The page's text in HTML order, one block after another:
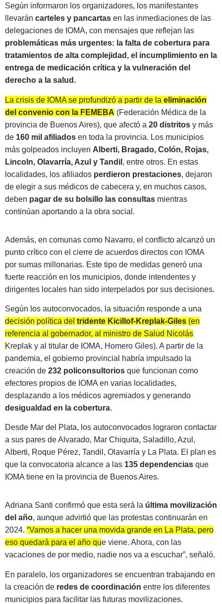
Según informaron los organizadores, los manifestantes
llevarán carteles y pancartas en las inmediaciones de las
delegaciones de IOMA, con mensajes que reflejan las
problemáticas más urgentes: la falta de cobertura para
tratamientos de alta complejidad, el incumplimiento en la
entrega de medicación crítica y la vulneración del
derecho a la salud.
La crisis de IOMA se profundizó a partir de la eliminación
del convenio con la FEMEBA (Federación Médica de la
provincia de Buenos Aires), que afectó a 20 distritos y más
de 160 mil afiliados en toda la provincia. Los municipios
más golpeados incluyen Alberti, Bragado, Colón, Rojas,
Lincoln, Olavarría, Azul y Tandil , entre otros. En estas
localidades, los afiliados perdieron prestaciones, dejaron
de elegir a sus médicos de cabecera y, en muchos casos,
deben pagar de su bolsillo las consultas mientras
continúan aportando a la obra social.
Además, en comunas como Navarro, el conflicto alcanzó un
punto crítico con el cierre de acuerdos directos con IOMA
por sumas millonarias. Este tipo de medidas generó una
fuerte reacción en los municipios, donde intendentes y
dirigentes locales han sido interpelados por sus decisiones.
Según los autoconvocados, la situación responde a una
decisión política del tridente Kicillof-Kreplak-Giles (en
referencia al gobernador, al ministro de Salud Nicolás
Kreplak y al titular de IOMA, Homero Giles). A partir de la
pandemia, el gobierno provincial habría impulsado la
creación de 232 policonsultorios que funcionan como
efectores propios de IOMA en varias localidades,
desplazando a los médicos agremiados y generando
desigualdad en la cobertura.
Desde Mar del Plata, los autoconvocados lograron contactar
a sus pares de Alvarado, Mar Chiquita, Saladillo, Azul,
Alberti, Roque Pérez, Tandil, Olavarría y La Plata. El plan es
que la convocatoria alcance a las 135 dependencias que
IOMA tiene en la provincia de Buenos Aires.
Adriana Santi confirmó que esta será la última movilización
del año, aunque advirtió que las protestas continuarán en
2024. “Vamos a hacer una movida grande en La Plata, pero
eso quedará para el año que viene. Ahora, con las
vacaciones de por medio, nadie nos va a escuchar”, señaló.
En paralelo, los organizadores se encuentran trabajando en
la creación de redes de coordinación entre los diferentes
municipios para facilitar las futuras movilizaciones.